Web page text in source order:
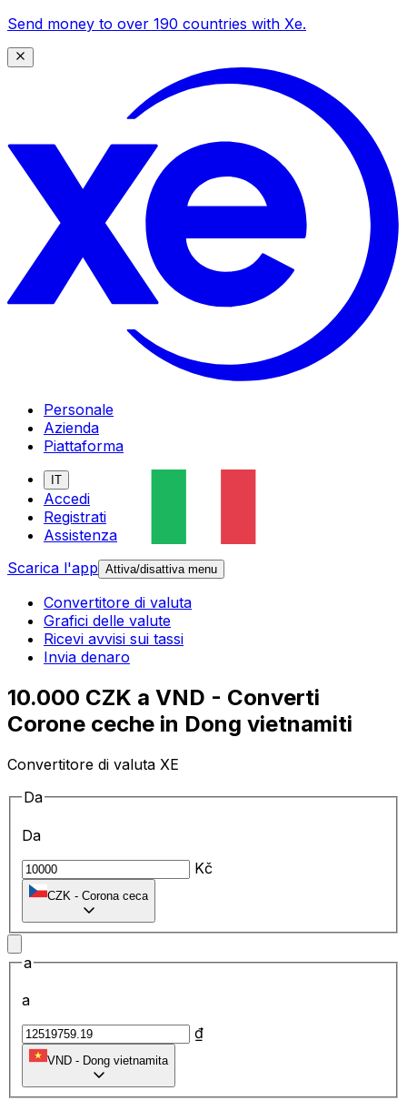
Send money to over 190 countries with Xe.
Personale
Azienda
Piattaforma
IT
Accedi
Registrati
Assistenza
Scarica l'app Attiva/disattiva menu
Convertitore di valuta
Grafici delle valute
Ricevi avvisi sui tassi
Invia denaro
10.000 CZK a VND - Converti
Corone ceche in Dong vietnamiti
Convertitore di valuta XE
Da
Da
Kč
CZK - Corona ceca
a
a
₫
VND - Dong vietnamita